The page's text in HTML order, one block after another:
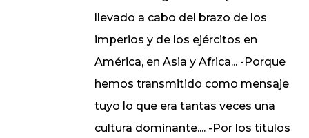
llevado a cabo del brazo de los
imperios y de los ejércitos en
América, en Asia y Africa... -Porque
hemos transmitido como mensaje
tuyo lo que era tantas veces una
cultura dominante.... -Por los títulos